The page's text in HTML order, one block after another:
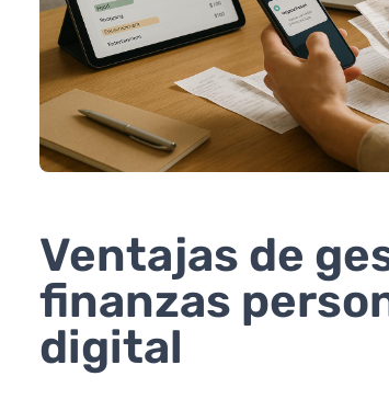
Ventajas de
finanzas
digital